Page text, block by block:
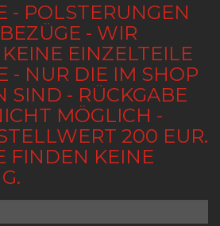
- POLSTERUNGEN
- WIR
EINZELTEILE
- NUR DIE IM SHOP
SIND - RÜCKGABE
MÖGLICH -
200 EUR.
FINDEN KEINE